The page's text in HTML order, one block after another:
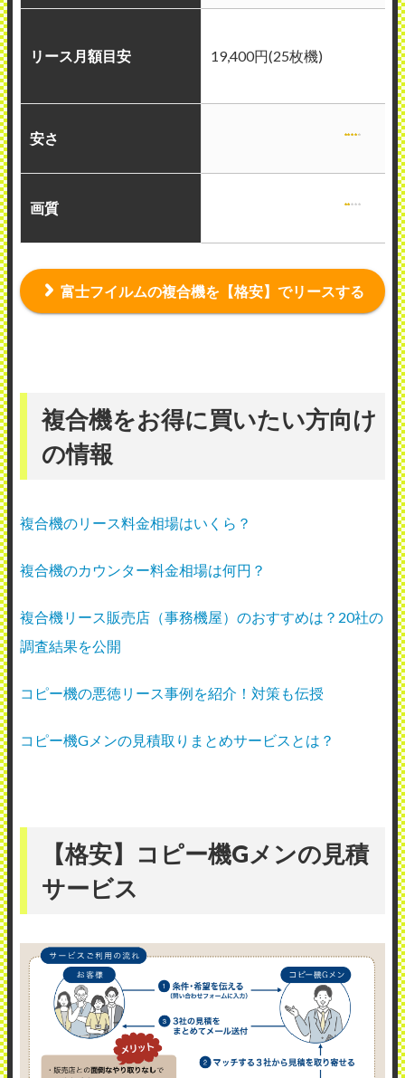
リース月額目安 19,400円(25枚機)
安さ
画質
富士フイルムの複合機を【格安】でリースする
複合機をお得に買いたい方向け
の情報
複合機のリース料金相場はいくら？
複合機のカウンター料金相場は何円？
複合機リース販売店（事務機屋）のおすすめは？20社の
調査結果を公開
コピー機の悪徳リース事例を紹介！対策も伝授
コピー機Gメンの見積取りまとめサービスとは？
【格安】コピー機Gメンの見積
サービス